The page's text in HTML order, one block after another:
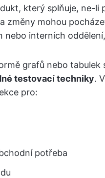
který splňuje, ne-li
změny mohou
nebo interních
grafů nebo tabulek
testovací techniky.
pro:
potřeba